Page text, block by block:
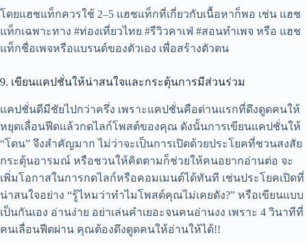
โดยแฮชแท็กควรใช้ 2–5 แฮชแท็กที่เกี่ยวกับเนื้อหาก็พอ เช่น แฮช
แท็กเฉพาะทาง #ท่องเที่ยวไทย #รีวิวคาเฟ่ #สอนทำเพจ หรือ แฮช
แท็กชื่อเพจหรือแบรนด์ของตัวเอง เพื่อสร้างตัวตน
9. เขียนแคปชั่นให้น่าสนใจและกระตุ้นการมีส่วนร่วม
แคปชั่นดีมีชัยไปกว่าครึ่ง เพราะแคปชั่นคือด่านแรกที่ดึงดูดคนให้
หยุดเลื่อนฟีดแล้วกดไลก์โพสต์ของคุณ ดังนั้นการเขียนแคปชั่นให้
“โดน” จึงสำคัญมาก ไม่ว่าจะเป็นการเปิดด้วยประโยคที่ชวนสงสัย
กระตุ้นอารมณ์ หรือชวนให้คิดตามก็ช่วยให้คนอยากอ่านต่อ จะ
เพิ่มโอกาสในการกดไลก์หรือคอมเมนต์ได้ทันที เช่นประโยคเปิดที่
น่าสนใจอย่าง “รู้ไหมว่าทำไมโพสต์คุณไม่เคยดัง?” หรือเขียนแบบ
เป็นกันเอง อ่านง่าย อย่าเล่นคำเยอะจนคนอ่านงง เพราะ 4 วินาทีที่
คนเลื่อนฟีดผ่าน คุณต้องดึงดูดคนให้อ่านให้ได้!!